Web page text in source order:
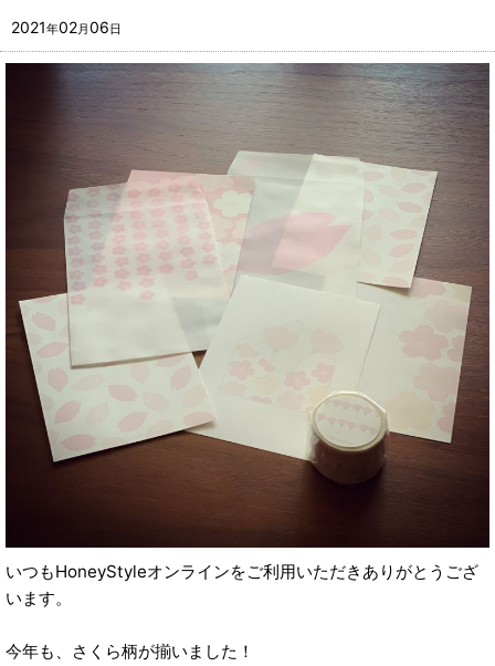
2021年02月06日
いつもHoneyStyleオンラインをご利用いただきありがとうござ
います。
今年も、さくら柄が揃いました！